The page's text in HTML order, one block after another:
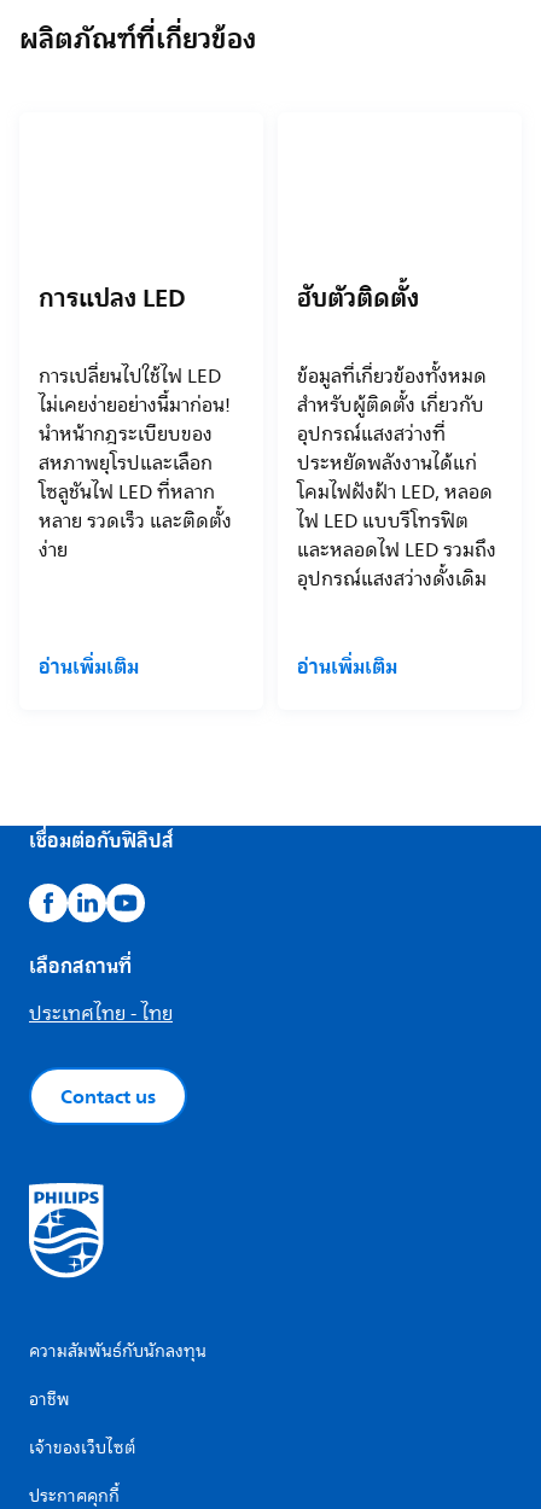
ผลิตภัณฑ์ที่เกี่ยวข้อง
การแปลง LED
การเปลี่ยนไปใช้ไฟ LED
ไม่เคยง่ายอย่างนี้มาก่อน!
นำหน้ากฎระเบียบของ
สหภาพยุโรปและเลือก
โซลูชันไฟ LED ที่หลาก
หลาย รวดเร็ว และติดตั้ง
ง่าย
อ่านเพิ่มเติม
ฮับตัวติดตั้ง
ข้อมูลที่เกี่ยวข้องทั้งหมด
สำหรับผู้ติดตั้ง เกี่ยวกับ
อุปกรณ์แสงสว่างที่
ประหยัดพลังงานได้แก่
โคมไฟฝังฝ้า LED, หลอด
ไฟ LED แบบรีโทรฟิต
และหลอดไฟ LED รวมถึง
อุปกรณ์แสงสว่างดั้งเดิม
อ่านเพิ่มเติม
เชื่อมต่อกับฟิลิปส์
เลือกสถานที่
ประเทศไทย - ไทย
Contact us
ความสัมพันธ์กับนักลงทุน
อาชีพ
เจ้าของเว็บไซต์
ประกาศคุกกี้